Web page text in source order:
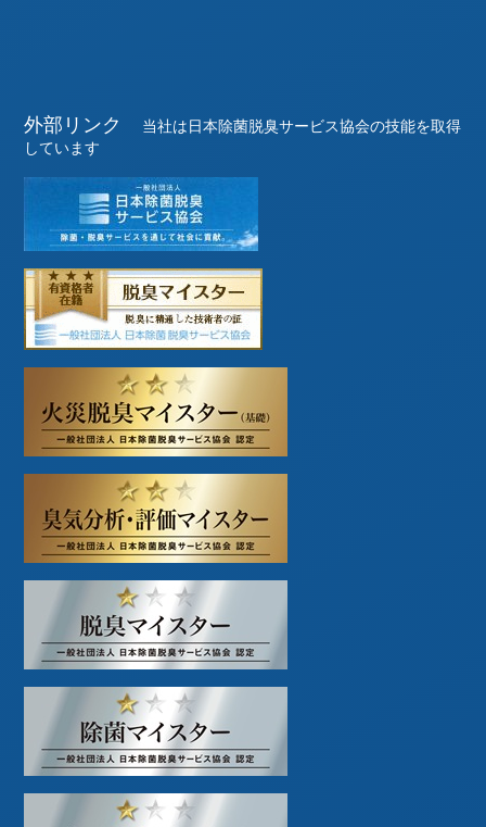
外部リンク
当社は日本除菌脱臭サービス協会の技能を取得
しています